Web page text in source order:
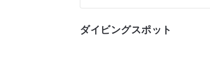
ダイビングスポット